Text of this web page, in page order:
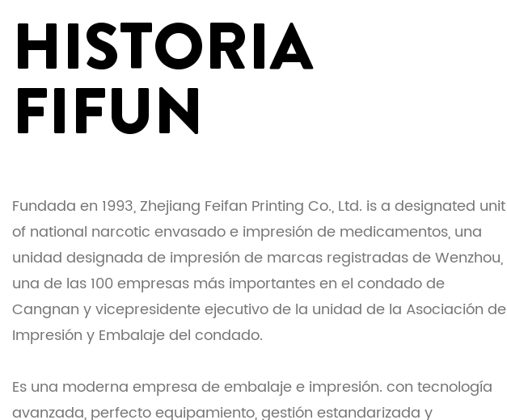
HISTORIA
FIFUN
Fundada en 1993, Zhejiang Feifan Printing Co., Ltd. is a designated unit
of national narcotic envasado e impresión de medicamentos, una
unidad designada de impresión de marcas registradas de Wenzhou,
una de las 100 empresas más importantes en el condado de
Cangnan y vicepresidente ejecutivo de la unidad de la Asociación de
Impresión y Embalaje del condado.
Es una moderna empresa de embalaje e impresión. con tecnología
avanzada, perfecto equipamiento, gestión estandarizada y